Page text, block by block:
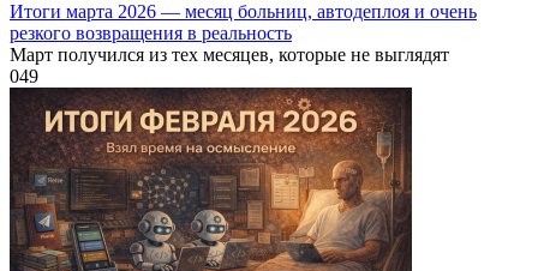
Итоги марта 2026 — месяц больниц, автодеплоя и очень
резкого возвращения в реальность
Март получился из тех месяцев, которые не выглядят
049